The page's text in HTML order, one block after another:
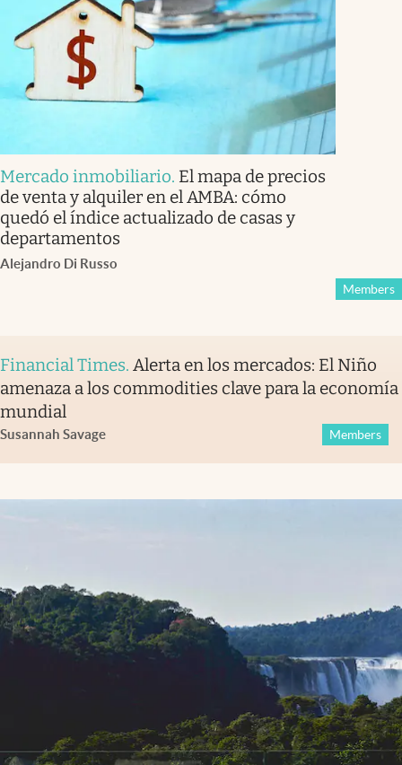
Mercado inmobiliario. El mapa de precios
de venta y alquiler en el AMBA: cómo
quedó el índice actualizado de casas y
departamentos
Alejandro Di Russo
Members
Financial Times. Alerta en los mercados: El Niño
amenaza a los commodities clave para la economía
mundial
Susannah Savage Members